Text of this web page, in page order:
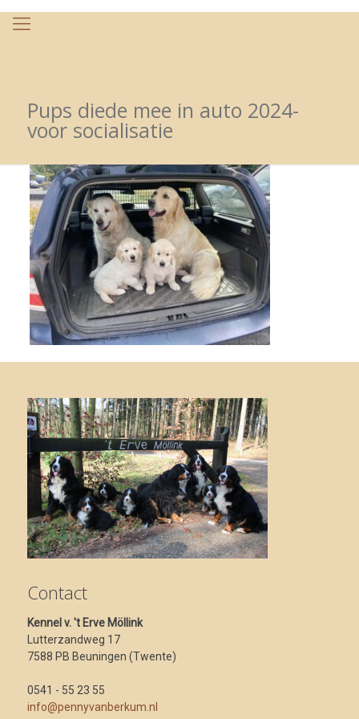
Pups diede mee in auto 2024-
voor socialisatie
Contact
Kennel v. 't Erve Möllink
Lutterzandweg 17
7588 PB Beuningen (Twente)
0541 - 55 23 55
info@pennyvanberkum.nl